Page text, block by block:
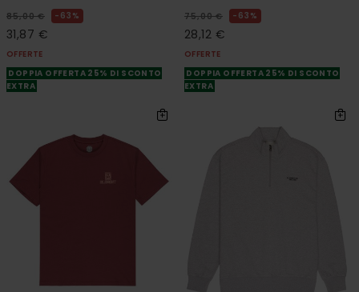
85,00 € 63%
31,87 €
OFFERTE
DOPPIA OFFERTA 25% DI SCONTO
EXTRA
75,00 € 63%
28,12 €
OFFERTE
DOPPIA OFFERTA 25% DI SCONTO
EXTRA